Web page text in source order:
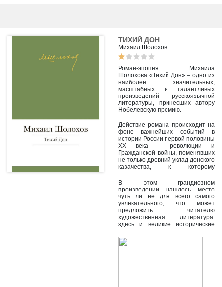
ТИХИЙ ДОН
Михаил Шолохов
Роман-эпопея Михаила
Шолохова «Тихий Дон» – одно из
наиболее значительных,
масштабных и талантливых
произведений русскоязычной
литературы, принесших автору
Нобелевскую премию.
Действие романа происходит на
фоне важнейших событий в
истории России первой половины
ХХ века – революции и
Гражданской войны, поменявших
не только древний уклад донского
казачества, к которому
Григорий Мелехов, но и судьбу, и
облик всей страны.
В этом грандиозном
произведении нашлось место
чуть ли не для всего самого
увлекательного, что может
предложить читателю
художественная литература:
здесь и великие исторические
описания давно исчезнувших
укладов жизни, многочисленные